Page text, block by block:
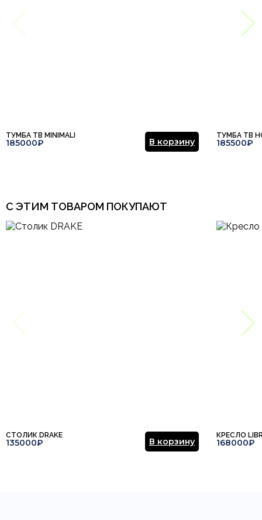
ТУМБА ТВ MINIMALI
185000₽ В корзину
ТУМБА ТВ
185500₽
С ЭТИМ ТОВАРОМ ПОКУПАЮТ
СТОЛИК DRAKE
135000₽ В корзину
КРЕСЛО
168000₽